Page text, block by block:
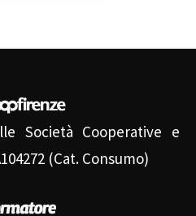
Società Cooperative e
(Cat. Consumo)